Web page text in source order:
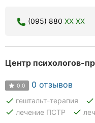
(095) 880 XX XX
Центр психологов-
0.0 0 отзывов
done гештальт-терапия done
done лечение ПСТР done